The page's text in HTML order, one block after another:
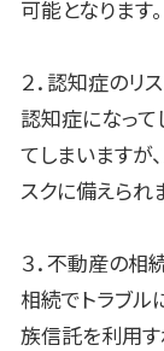
可能となります。
２．認知症のリ
認知症になって
てしまいますが
スクに備えられ
３．不動産の相
相続でトラブル
族信託を利用